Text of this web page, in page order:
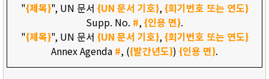
"{제목}", UN 문서 {UN 문서 기호},{회기번호 또는 연도}
Supp. No. #,{인용 면}.
"{제목}", UN 문서 {UN 문서 기호},{회기번호 또는 연도}
Annex Agenda #, ({발간년도}) {인용 면}.